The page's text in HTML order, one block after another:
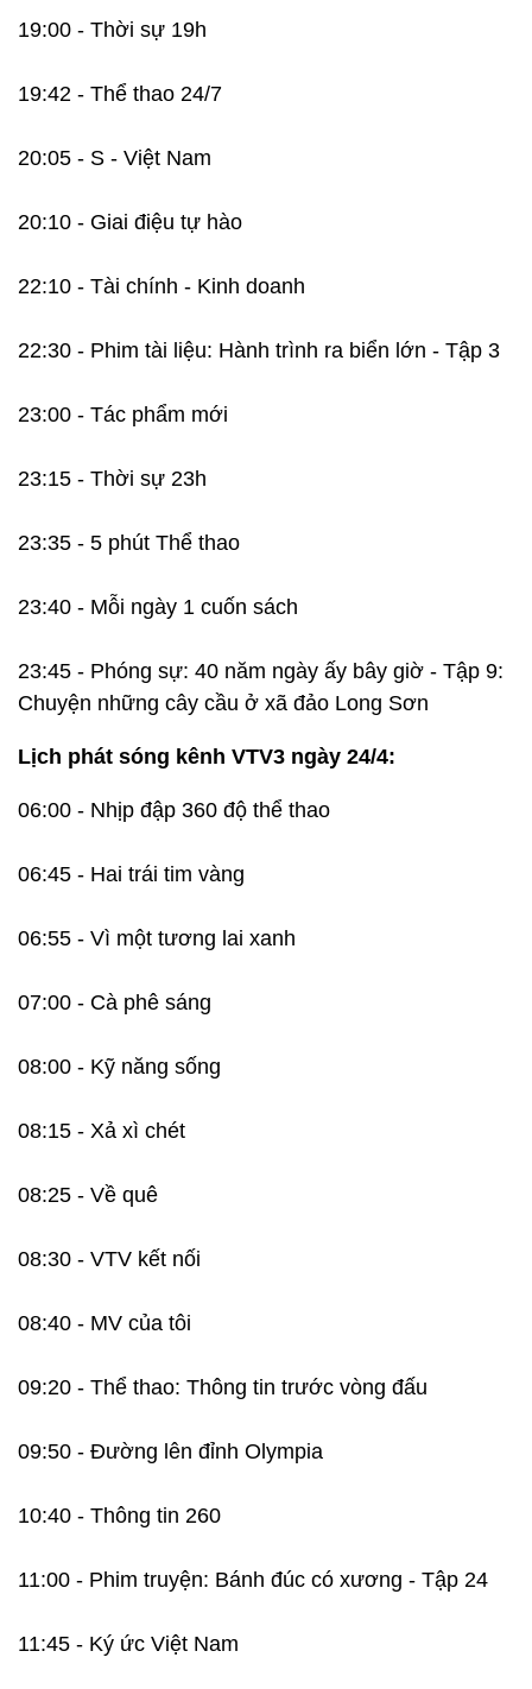
19:00 - Thời sự 19h
19:42 - Thể thao 24/7
20:05 - S - Việt Nam
20:10 - Giai điệu tự hào
22:10 - Tài chính - Kinh doanh
22:30 - Phim tài liệu: Hành trình ra biển lớn - Tập 3
23:00 - Tác phẩm mới
23:15 - Thời sự 23h
23:35 - 5 phút Thể thao
23:40 - Mỗi ngày 1 cuốn sách
23:45 - Phóng sự: 40 năm ngày ấy bây giờ - Tập 9:
Chuyện những cây cầu ở xã đảo Long Sơn
Lịch phát sóng kênh VTV3 ngày 24/4:
06:00 - Nhịp đập 360 độ thể thao
06:45 - Hai trái tim vàng
06:55 - Vì một tương lai xanh
07:00 - Cà phê sáng
08:00 - Kỹ năng sống
08:15 - Xả xì chét
08:25 - Về quê
08:30 - VTV kết nối
08:40 - MV của tôi
09:20 - Thể thao: Thông tin trước vòng đấu
09:50 - Đường lên đỉnh Olympia
10:40 - Thông tin 260
11:00 - Phim truyện: Bánh đúc có xương - Tập 24
11:45 - Ký ức Việt Nam